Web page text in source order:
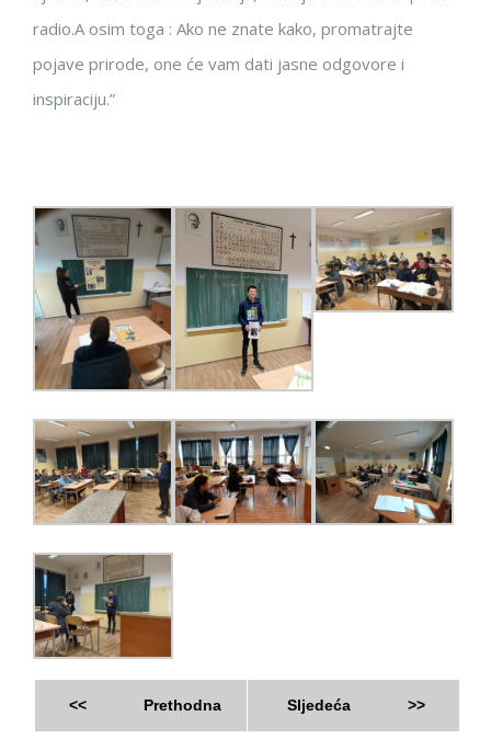
radio.A osim toga : Ako ne znate kako, promatrajte
pojave prirode, one će vam dati jasne odgovore i
inspiraciju.”
<< Prethodna Sljedeća >>